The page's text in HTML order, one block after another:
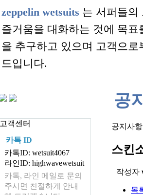
+
zeppelin wetsuits 는 서퍼들의
즐거움을 대화하는 것에 목표
을 추구하고 있으며 고객으로
드입니다.
고객센터
카톡 ID
카톡ID: wetsuit4067
라인ID: highwavewetsuit
카톡, 라인 메일로 문의
주시면 친절하게 안내
공
공지사항
스킨
작성자
목